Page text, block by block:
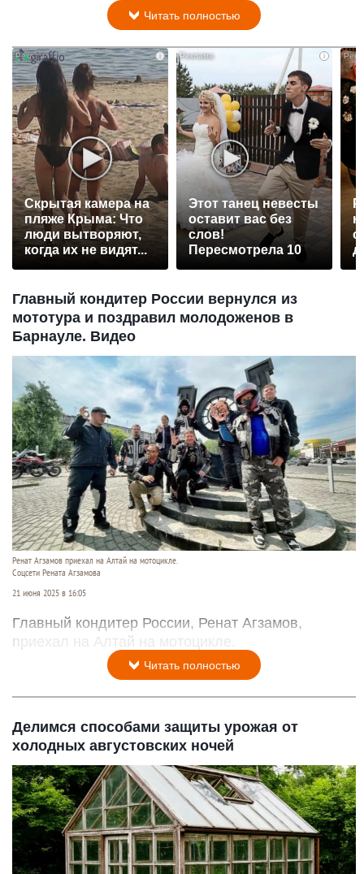
Читать полностью
i
Скрытая камера на
пляже Крыма: Что
люди вытворяют,
когда их не видят...
i
Этот танец невесты
оставит вас без
слов!
Пересмотрела 10
Главный кондитер России вернулся из
мототура и поздравил молодоженов в
Барнауле. Видео
Ренат Агзамов приехал на Алтай на мотоцикле.
Соцсети Рената Агзамова
21 июня 2025 в 16:05
Главный кондитер России, Ренат Агзамов,
приехал на Алтай на мотоцикле.
Читать полностью
Делимся способами защиты урожая от
холодных августовских ночей